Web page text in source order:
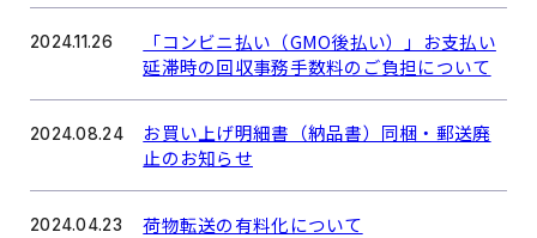
2024.11.26
「コンビニ払い（GMO後払い）」お支払い
延滞時の回収事務手数料のご負担について
2024.08.24
お買い上げ明細書（納品書）同梱・郵送廃
止のお知らせ
2024.04.23 荷物転送の有料化について